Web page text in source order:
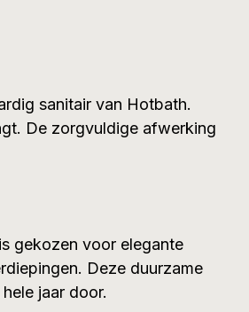
sanitair van Hotbath.
De zorgvuldige afwerking
gekozen voor elegante
Deze duurzame
jaar door.